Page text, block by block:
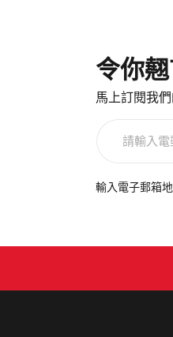
令你
馬上訂閱我
電
輸入電子郵箱